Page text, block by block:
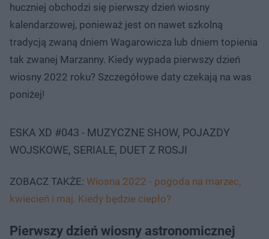
huczniej obchodzi się pierwszy dzień wiosny
kalendarzowej, ponieważ jest on nawet szkolną
tradycją zwaną dniem Wagarowicza lub dniem topienia
tak zwanej Marzanny. Kiedy wypada pierwszy dzień
wiosny 2022 roku? Szczegółowe daty czekają na was
poniżej!
ESKA XD #043 - MUZYCZNE SHOW, POJAZDY
WOJSKOWE, SERIALE, DUET Z ROSJI
ZOBACZ TAKŻE: Wiosna 2022 - pogoda na marzec,
kwiecień i maj. Kiedy będzie ciepło?
Pierwszy dzień wiosny astronomicznej